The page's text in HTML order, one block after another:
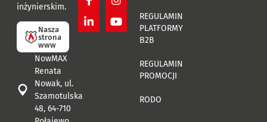
inżynierskim.
Nasza
strona
www
NowMAX
Renata
Nowak, ul.
Szamotulska
48, 64-710
REGULAMIN
PLATFORMY
B2B
REGULAMIN
PROMOCJI
RODO